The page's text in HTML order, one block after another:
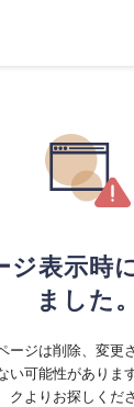
ジ表示時
ました。
ージは削除、変更
い可能性がありま
クよりお探しくだ